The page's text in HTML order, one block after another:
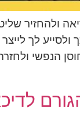
ולהחזיר
לך לייצר
הנפשי